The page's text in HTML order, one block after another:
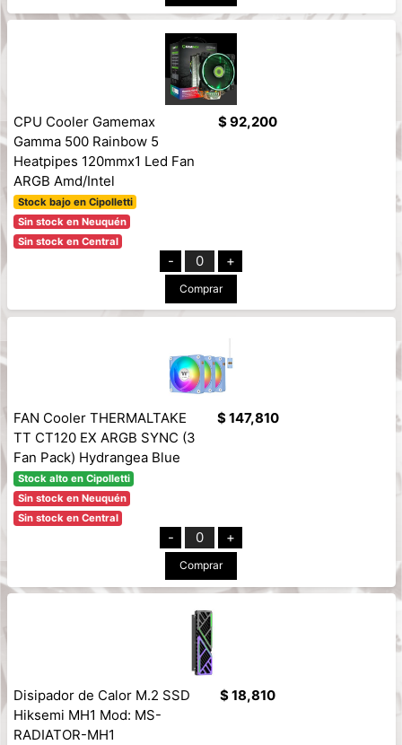
CPU Cooler Gamemax
Gamma 500 Rainbow 5
Heatpipes 120mmx1 Led Fan
ARGB Amd/Intel
Stock bajo en Cipolletti
Sin stock en Neuquén
Sin stock en Central
$ 92,200
- 0 +
Comprar
FAN Cooler THERMALTAKE
TT CT120 EX ARGB SYNC (3
Fan Pack) Hydrangea Blue
Stock alto en Cipolletti
Sin stock en Neuquén
Sin stock en Central
$ 147,810
- 0 +
Comprar
Disipador de Calor M.2 SSD
Hiksemi MH1 Mod: MS-
RADIATOR-MH1
$ 18,810